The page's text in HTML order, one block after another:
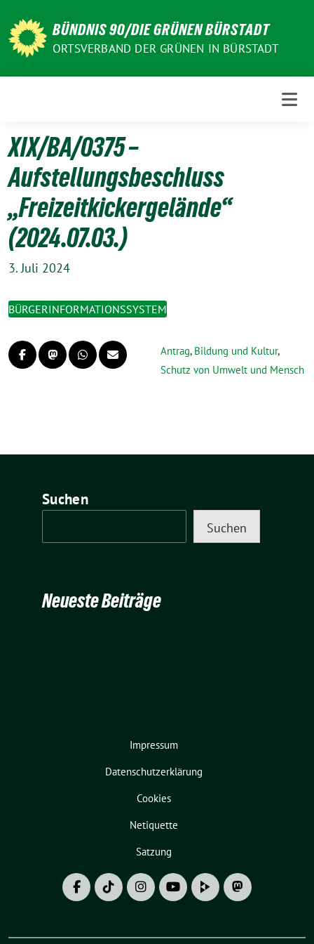
zum
Inhalt
BÜNDNIS 90/DIE GRÜNEN BÜRSTADT
ORTSVERBAND DER GRÜNEN IN BÜRSTADT
XIX/BA/0375 –
Aufstellungsbeschluss
„Freizeitkickergelände“
(2024.07.03.)
3. Juli 2024
BÜRGERINFORMATIONSSYSTEM
Antrag, Bildung und Kultur,
Schutz von Umwelt und Mensch
Suchen
Suchen
Neueste Beiträge
Impressum
Datenschutzerklärung
Cookies
Netiquette
Satzung